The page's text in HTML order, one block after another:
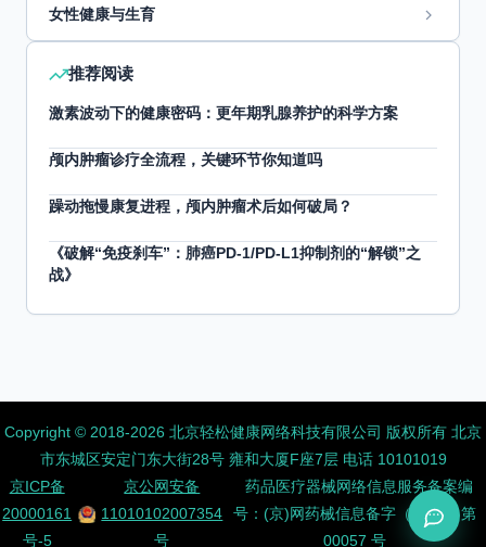
女性健康与生育
推荐阅读
激素波动下的健康密码：更年期乳腺养护的科学方案
颅内肿瘤诊疗全流程，关键环节你知道吗
躁动拖慢康复进程，颅内肿瘤术后如何破局？
《破解“免疫刹车”：肺癌PD-1/PD-L1抑制剂的“解锁”之
战》
Copyright ©️ 2018-2026 北京轻松健康网络科技有限公司 版权所有 北京
市东城区安定门东大街28号 雍和大厦F座7层 电话 10101019
京ICP备
20000161
号-5
京公网安备
11010102007354
号
药品医疗器械网络信息服务备案编
号：(京)网药械信息备字（2026）第
00057 号